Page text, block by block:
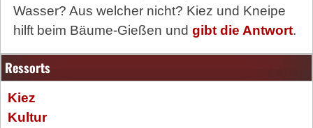
Wasser? Aus welcher nicht? Kiez und Kneipe
hilft beim Bäume-Gießen und gibt die Antwort.
Ressorts
Kiez
Kultur